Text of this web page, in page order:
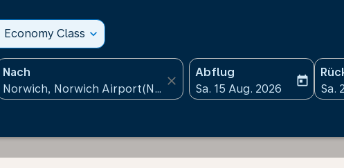
Economy Class expand_more
Nach
close
Abflug
fc-booking-departure-
Sa. 15 Aug. 2026
today
fc-
Sa.